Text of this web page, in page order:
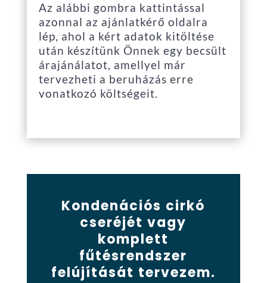
Az alábbi gombra kattintással
azonnal az ajánlatkérő oldalra
lép, ahol a kért adatok kitöltése
után készítünk Önnek egy becsült
árajánálatot, amellyel már
tervezheti a beruházás erre
vonatkozó költségeit.
Kondenációs cirkó
cseréjét vagy
komplett
fűtésrendszer
felújítását tervezem.